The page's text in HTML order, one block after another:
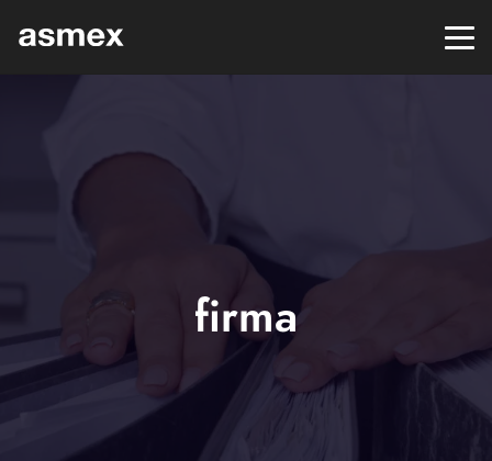
firma